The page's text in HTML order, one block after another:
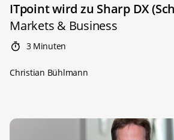
ITpoint wird zu Sharp DX
Markets & Business
3 Minuten
Christian Bühlmann